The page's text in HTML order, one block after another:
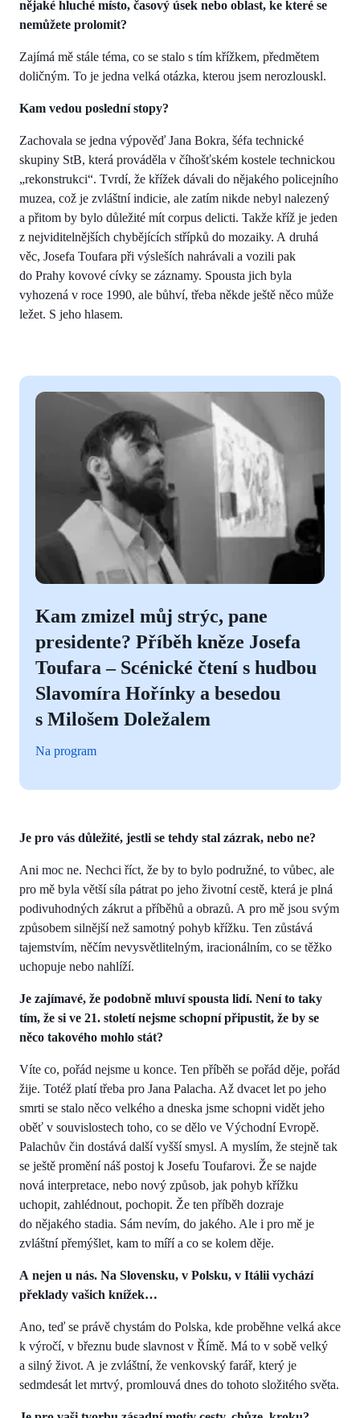
nějaké hluché místo, časový úsek nebo oblast, ke které se
nemůžete prolomit?
Zajímá mě stále téma, co se stalo s tím křížkem, předmětem
doličným. To je jedna velká otázka, kterou jsem nerozlouskl.
Kam vedou poslední stopy?
Zachovala se jedna výpověď Jana Bokra, šéfa technické
skupiny StB, která prováděla v číhošťském kostele technickou
„rekonstrukci“. Tvrdí, že křížek dávali do nějakého policejního
muzea, což je zvláštní indicie, ale zatím nikde nebyl nalezený
a přitom by bylo důležité mít corpus delicti. Takže kříž je jeden
z nejviditelnějších chybějících střípků do mozaiky. A druhá
věc, Josefa Toufara při výsleších nahrávali a vozili pak
do Prahy kovové cívky se záznamy. Spousta jich byla
vyhozená v roce 1990, ale bůhví, třeba někde ještě něco může
ležet. S jeho hlasem.
Kam zmizel můj strýc, pane
presidente? Příběh kněze Josefa
Toufara – Scénické čtení s hudbou
Slavomíra Hořínky a besedou
s Milošem Doležalem
Na program
Je pro vás důležité, jestli se tehdy stal zázrak, nebo ne?
Ani moc ne. Nechci říct, že by to bylo podružné, to vůbec, ale
pro mě byla větší síla pátrat po jeho životní cestě, která je plná
podivuhodných zákrut a příběhů a obrazů. A pro mě jsou svým
způsobem silnější než samotný pohyb křížku. Ten zůstává
tajemstvím, něčím nevysvětlitelným, iracionálním, co se těžko
uchopuje nebo nahlíží.
Je zajímavé, že podobně mluví spousta lidí. Není to taky
tím, že si ve 21. století nejsme schopní připustit, že by se
něco takového mohlo stát?
Víte co, pořád nejsme u konce. Ten příběh se pořád děje, pořád
žije. Totéž platí třeba pro Jana Palacha. Až dvacet let po jeho
smrti se stalo něco velkého a dneska jsme schopni vidět jeho
oběť v souvislostech toho, co se dělo ve Východní Evropě.
Palachův čin dostává další vyšší smysl. A myslím, že stejně tak
se ještě promění náš postoj k Josefu Toufarovi. Že se najde
nová interpretace, nebo nový způsob, jak pohyb křížku
uchopit, zahlédnout, pochopit. Že ten příběh dozraje
do nějakého stadia. Sám nevím, do jakého. Ale i pro mě je
zvláštní přemýšlet, kam to míří a co se kolem děje.
A nejen u nás. Na Slovensku, v Polsku, v Itálii vychází
překlady vašich knížek…
Ano, teď se právě chystám do Polska, kde proběhne velká akce
k výročí, v březnu bude slavnost v Římě. Má to v sobě velký
a silný život. A je zvláštní, že venkovský farář, který je
sedmdesát let mrtvý, promlouvá dnes do tohoto složitého světa.